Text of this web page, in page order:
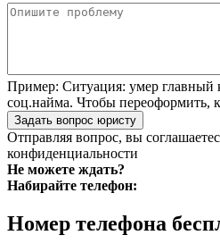
Пример: Ситуация: умер главный
соц.найма. Чтобы переоформить,
Задать вопрос юристу
Отправляя вопрос, вы
конфиденциальности
Не можете ждать?
Набирайте телефон:
Номер телефона